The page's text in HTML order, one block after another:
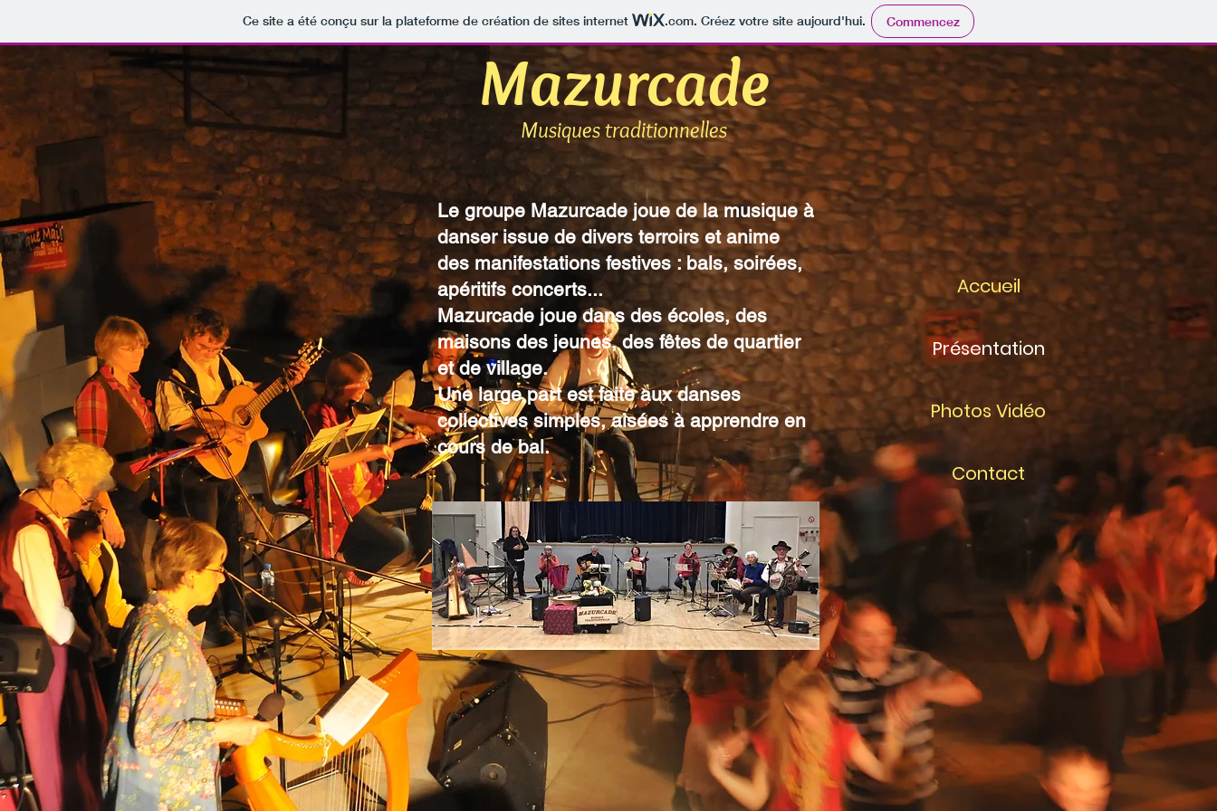
Ce site a été conçu sur la plateforme de création de sites internet .com. Créez votre site aujourd'hui. Commencez
Mazurcade
Musiques traditionnelles
Le groupe Mazurcade joue de la musique à
danser issue de divers terroirs et anime
des manifestations festives : bals, soirées,
apéritifs concerts...
Mazurcade joue dans des écoles, des
maisons des jeunes, des fêtes de quartier
et de village.
Une large part est faite aux danses
collectives simples, aisées à apprendre en
cours de bal.
Accueil
Présentation
Photos Vidéo
Contact